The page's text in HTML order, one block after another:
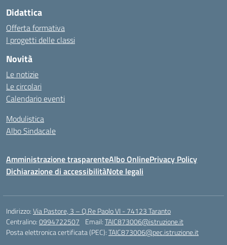
Didattica
Offerta formativa
I progetti delle classi
Novità
Le notizie
Le circolari
Calendario eventi
Modulistica
Albo Sindacale
Amministrazione trasparenteAlbo OnlinePrivacy Policy
Dichiarazione di accessibilitàNote legali
Indirizzo:Via Pastore, 3 – Q.Re Paolo VI - 74123 Taranto
Centralino:0994722507 Email:TAIC873006@istruzione.it
Posta elettronica certificata (PEC):TAIC873006@pec.istruzione.it